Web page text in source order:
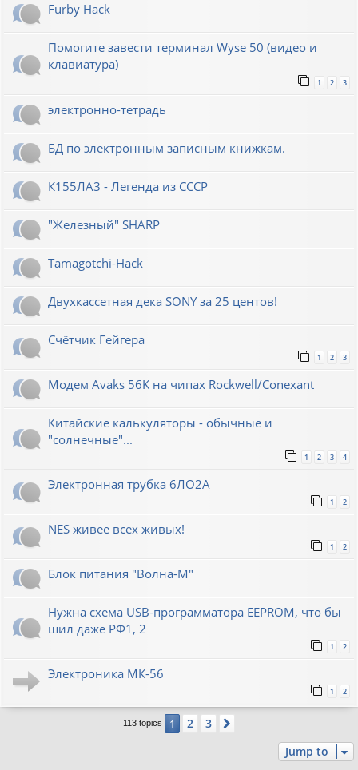
Furby Hack
Помогите завести терминал Wyse 50 (видео и
клавиатура)
1 2 3
электронно-тетрадь
БД по электронным записным книжкам.
К155ЛА3 - Легенда из СССР
"Железный" SHARP
Tamagotchi-Hack
Двухкассетная дека SONY за 25 центов!
Счётчик Гейгера
1 2 3
Модем Avaks 56K на чипах Rockwell/Conexant
Китайские калькуляторы - обычные и
"солнечные"...
1 2 3 4
Электронная трубка 6ЛО2А
1 2
NES живее всех живых!
1 2
Блок питания "Волна-М"
Нужна схема USB-программатора EEPROM, что бы
шил даже РФ1, 2
1 2
Электроника МК-56
1 2
113 topics 1 2 3
Jump to